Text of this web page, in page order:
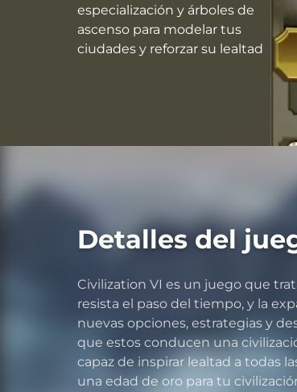
especialización y árboles de
ascenso para modelar tus
ciudades y reforzar su lealtad
Detalles del
Civilization VI es un juego que
resista el paso del tiempo, y la
nuevas opciones, estrategias y
que estos conducen una
capaz de inspirar lealtad a todas
una edad de oro para tu